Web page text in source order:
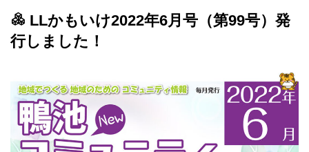
LLかもいけ2022年6月号（第99号）発
行しました！